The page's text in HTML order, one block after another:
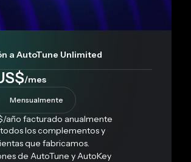
a AutoTune Unlimited
/mes
Mensualmente
/año facturado anualmente
los complementos y
que fabricamos.
de AutoTune y AutoKey